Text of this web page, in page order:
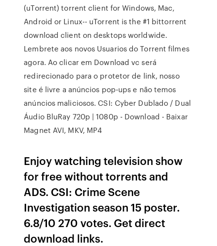
(uTorrent) torrent client for Windows, Mac,
Android or Linux-- uTorrent is the #1 bittorrent
download client on desktops worldwide.
Lembrete aos novos Usuarios do Torrent filmes
agora. Ao clicar em Download vc será
redirecionado para o protetor de link, nosso
site é livre a anúncios pop-ups e não temos
anúncios maliciosos. CSI: Cyber Dublado / Dual
Áudio BluRay 720p | 1080p - Download - Baixar
Magnet AVI, MKV, MP4
Enjoy watching television show
for free without torrents and
ADS. CSI: Crime Scene
Investigation season 15 poster.
6.8/10 270 votes. Get direct
download links.